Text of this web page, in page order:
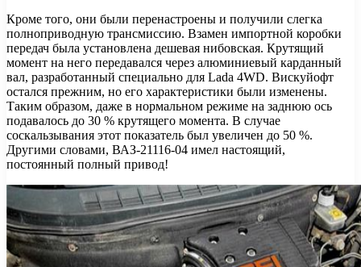
Кроме того, они были перенастроены и получили слегка
полноприводную трансмиссию. Взамен импортной коробки
передач была установлена дешевая нибовская. Крутящий
момент на него передавался через алюминиевый карданный
вал, разработанный специально для Lada 4WD. Вискуйофт
остался прежним, но его характеристики были изменены.
Таким образом, даже в нормальном режиме на заднюю ось
подавалось до 30 % крутящего момента. В случае
соскальзывания этот показатель был увеличен до 50 %.
Другими словами, ВАЗ-21116-04 имел настоящий,
постоянный полный привод!